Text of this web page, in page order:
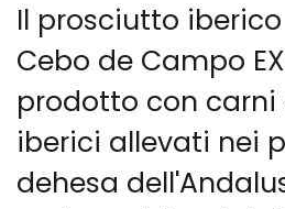
Il prosciutto
Cebo de Campo
prodotto con
iberici allevati nei
dehesa